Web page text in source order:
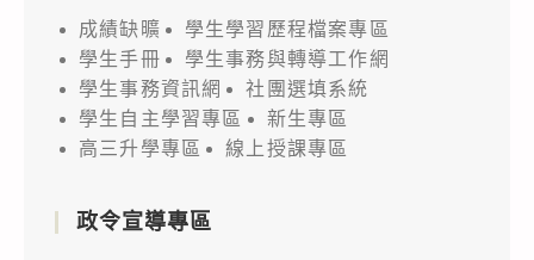
成績缺曠
學生學習歷程檔案專區
學生手冊
學生事務與轉導工作網
學生事務資訊網
社團選填系統
學生自主學習專區
新生專區
高三升學專區
線上授課專區
政令宣導專區